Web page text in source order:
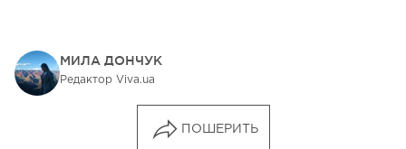
МИЛА ДОНЧУК
Редактор Viva.ua
ПОШЕРИТЬ